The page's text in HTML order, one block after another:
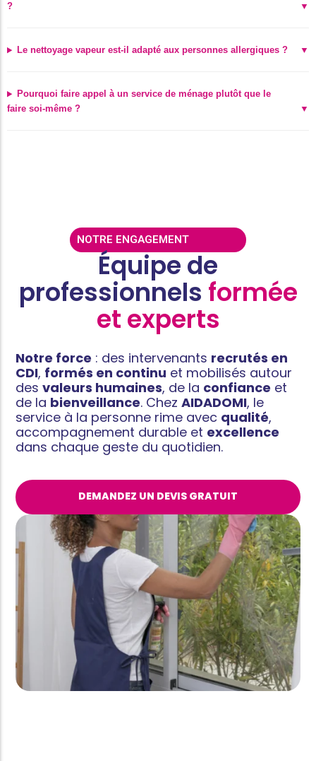
?
Le nettoyage vapeur est-il adapté aux personnes allergiques ?
Pourquoi faire appel à un service de ménage plutôt que le
faire soi-même ?
NOTRE ENGAGEMENT
Équipe de
professionnels formée
et experts
Notre force : des intervenants recrutés en
CDI, formés en continu et mobilisés autour
desvaleurs humaines, de la confiance et
de la bienveillance. ChezAIDADOMI, le
service à la personne rime avec qualité,
accompagnement durable et excellence
dans chaque geste du quotidien.
DEMANDEZ UN DEVIS GRATUIT